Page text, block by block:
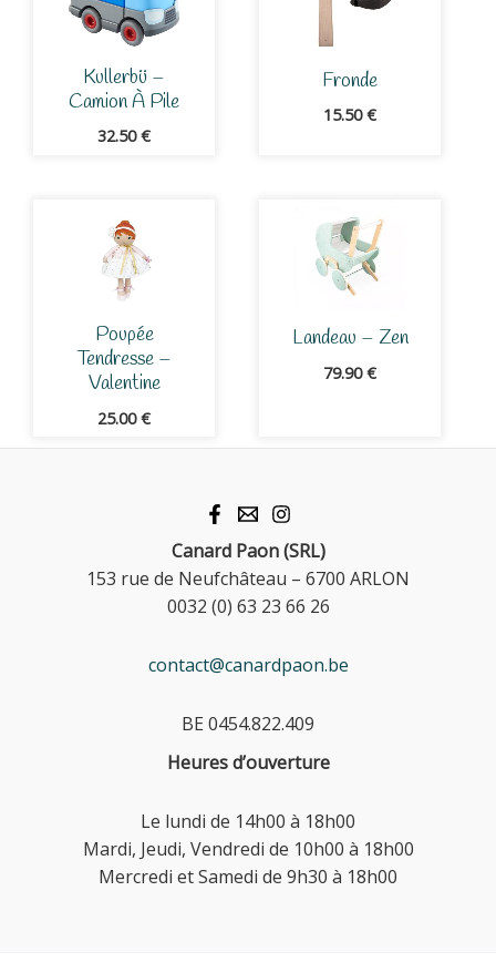
Kullerbü –
Camion À Pile
32.50€
Fronde
15.50€
Poupée
Tendresse –
Valentine
25.00€
Landeau – Zen
79.90€
Canard Paon (SRL)
153 rue de Neufchâteau – 6700 ARLON
0032 (0) 63 23 66 26
contact@canardpaon.be
BE 0454.822.409
Heures d’ouverture
Le lundi de 14h00 à 18h00
Mardi, Jeudi, Vendredi de 10h00 à 18h00
Mercredi et Samedi de 9h30 à 18h00